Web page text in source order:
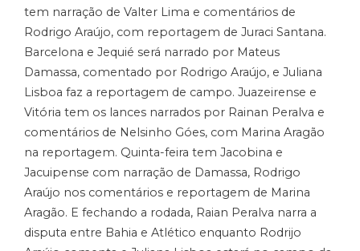
tem narração de Valter Lima e comentários de
Rodrigo Araújo, com reportagem de Juraci Santana.
Barcelona e Jequié será narrado por Mateus
Damassa, comentado por Rodrigo Araújo, e Juliana
Lisboa faz a reportagem de campo. Juazeirense e
Vitória tem os lances narrados por Rainan Peralva e
comentários de Nelsinho Góes, com Marina Aragão
na reportagem. Quinta-feira tem Jacobina e
Jacuipense com narração de Damassa, Rodrigo
Araújo nos comentários e reportagem de Marina
Aragão. E fechando a rodada, Raian Peralva narra a
disputa entre Bahia e Atlético enquanto Rodrijo